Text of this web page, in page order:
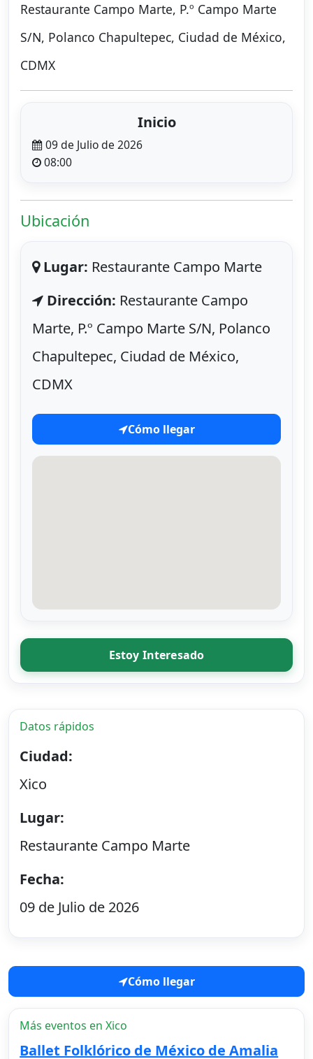
Restaurante Campo Marte, P.º Campo Marte
S/N, Polanco Chapultepec, Ciudad de México,
CDMX
Inicio
09 de Julio de 2026
08:00
Ubicación
Lugar: Restaurante Campo Marte
Dirección: Restaurante Campo
Marte, P.º Campo Marte S/N, Polanco
Chapultepec, Ciudad de México,
CDMX
Cómo llegar
Estoy Interesado
Datos rápidos
Ciudad:
Xico
Lugar:
Restaurante Campo Marte
Fecha:
09 de Julio de 2026
Cómo llegar
Más eventos en Xico
Ballet Folklórico de México de Amalia